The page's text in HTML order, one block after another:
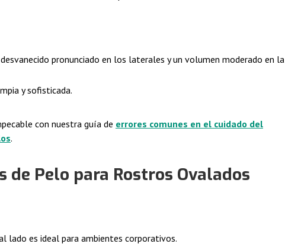
pronunciado en los laterales y un volumen moderado en la
y sofisticada.
con nuestra guía de errores comunes en el cuidado del
.
de Pelo para Rostros Ovalados
lado es ideal para ambientes corporativos.